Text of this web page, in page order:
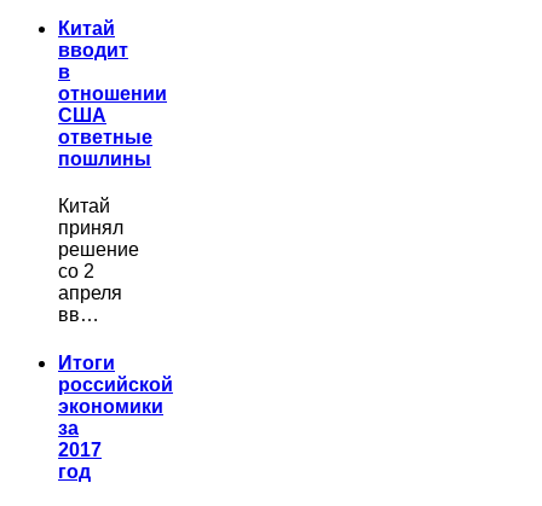
Китай
вводит
в
отношении
США
ответные
пошлины
Китай
принял
решение
со 2
апреля
вв…
Итоги
российской
экономики
за
2017
год